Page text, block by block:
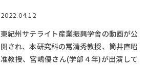
2022.04.12
東紀州サテライト産業振興学舎の動画が公
開され、本研究科の常清秀教授、筒井直昭
准教授、宮嶋優さん(学部４年)が出演して